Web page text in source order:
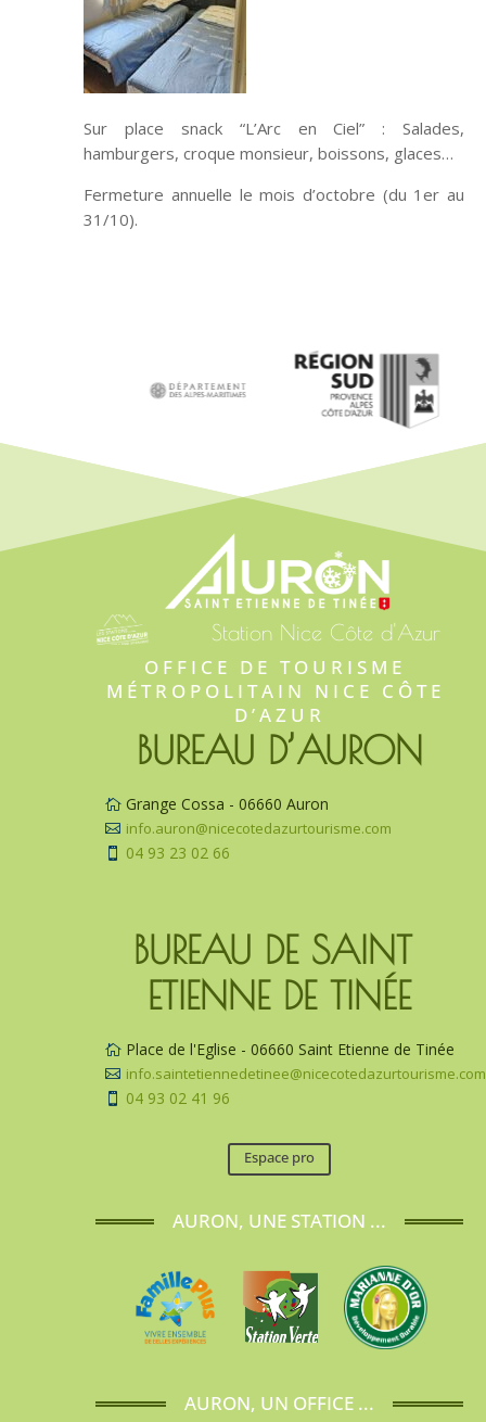
Sur place snack “L’Arc en Ciel” : Salades,
hamburgers, croque monsieur, boissons, glaces…
Fermeture annuelle le mois d’octobre (du 1er au
31/10).
Station Nice Côte d'Azur
OFFICE DE TOURISME
MÉTROPOLITAIN NICE CÔTE
D’AZUR
BUREAU D’AURON
 Grange Cossa - 06660 Auron
 info.auron@nicecotedazurtourisme.com
 04 93 23 02 66
BUREAU DE SAINT
ETIENNE DE TINÉE
 Place de l'Eglise - 06660 Saint Etienne de Tinée
 info.saintetiennedetinee@nicecotedazurtourisme.com
 04 93 02 41 96
Espace pro
AURON, UNE STATION ...
AURON, UN OFFICE ...